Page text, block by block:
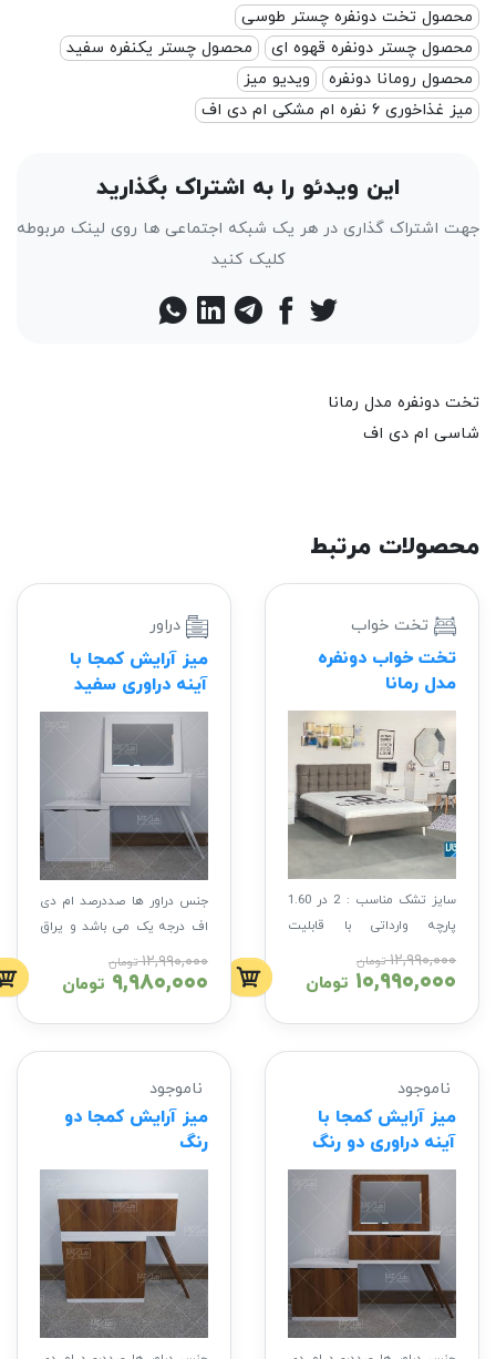
تخت دونفره چستر طوسی
چستر دونفره قهوه ای
محصول چستر یکنفره سفید
رومانا دونفره
ویدیو میز
۶ نفره ام مشکی ام دی اف
این ویدئو را به اشتراک بگذارید
اشتراک گذاری در هر یک شبکه اجتماعی ها روی لینک مربوطه
کلیک کنید
دونفره مدل رمانا
ام دی اف
مرتبط
تخت خواب
تخت خواب دونفره
مدل رمانا
سایز تشک مناسب : 2 در 1.60
پارچه وارداتی با قابلیت
شستشو محصول
کالا خرید تشک جداگانه تشک
پیشنهادی برای این تخت
کلیک کنید
۱۲,۹۹۰,۰۰۰ تومان
۱۰,۹۹۰,۰۰۰ تومان
دراور
میز آرایش کمجا با
آینه دراوری سفید
جنس دراور ها صددرصد ام دی
اف درجه یک می باشد و یراق
آلات وارداتی با کیفیت بسیار
بالا استفاده شده ، باکس داخل
کشو ها هم ام دی اف می
باشد با کیفیتی بی نظیر و طول
عمر بالا
۱۲,۹۹۰,۰۰۰ تومان
۹,۹۸۰,۰۰۰ تومان
ناموجود
میز آرایش کمجا با
آینه دراوری دو رنگ
ناموجود
میز آرایش کمجا دو